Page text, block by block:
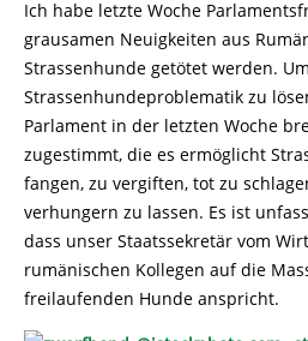
Ich habe letzte Woche
grausamen Neuigkeiten aus
Strassenhunde getötet werden.
Strassenhundeproblematik zu
Parlament in der letzten Woche
zugestimmt, die es ermöglicht
fangen, zu vergiften, tot zu
verhungern zu lassen. Es ist
dass unser Staatssekretär vom
rumänischen Kollegen auf die
freilaufenden Hunde anspricht.